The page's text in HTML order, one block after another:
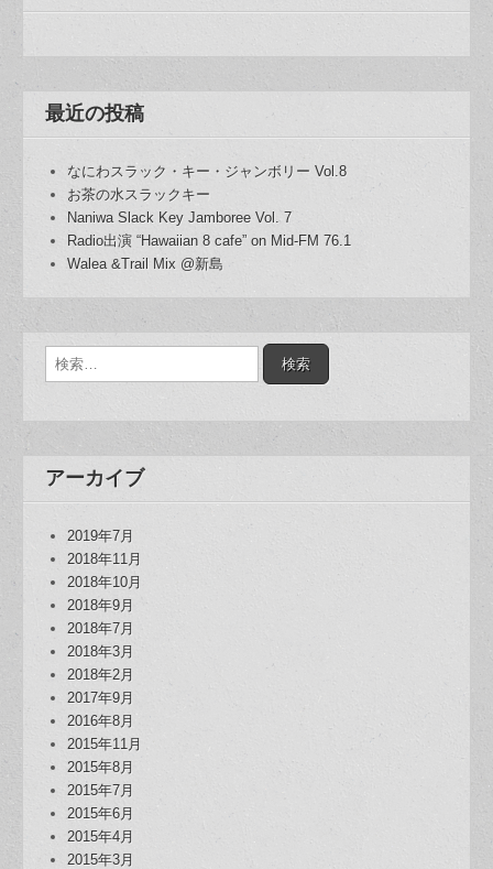
最近の投稿
なにわスラック・キー・ジャンボリー Vol.8
お茶の水スラックキー
Naniwa Slack Key Jamboree Vol. 7
Radio出演 “Hawaiian 8 cafe” on Mid-FM 76.1
Walea &Trail Mix @新島
検
アーカイブ
2019年7月
2018年11月
2018年10月
2018年9月
2018年7月
2018年3月
2018年2月
2017年9月
2016年8月
2015年11月
2015年8月
2015年7月
2015年6月
2015年4月
2015年3月